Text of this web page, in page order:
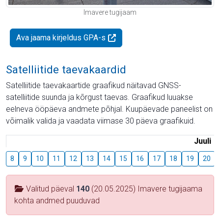
Imavere tugijaam
Ava jaama kirjeldus GPA-s
Satelliitide taevakaardid
Satelliitide taevakaartide graafikud näitavad GNSS-
satelliitide suunda ja kõrgust taevas. Graafikud luuakse
eelneva ööpäeva andmete põhjal. Kuupäevade paneelist on
võimalik valida ja vaadata viimase 30 päeva graafikuid.
Juuli
8 9 10 11 12 13 14 15 16 17 18 19 20
Valitud päeval 140 (20.05.2025) Imavere tugijaama
kohta andmed puuduvad